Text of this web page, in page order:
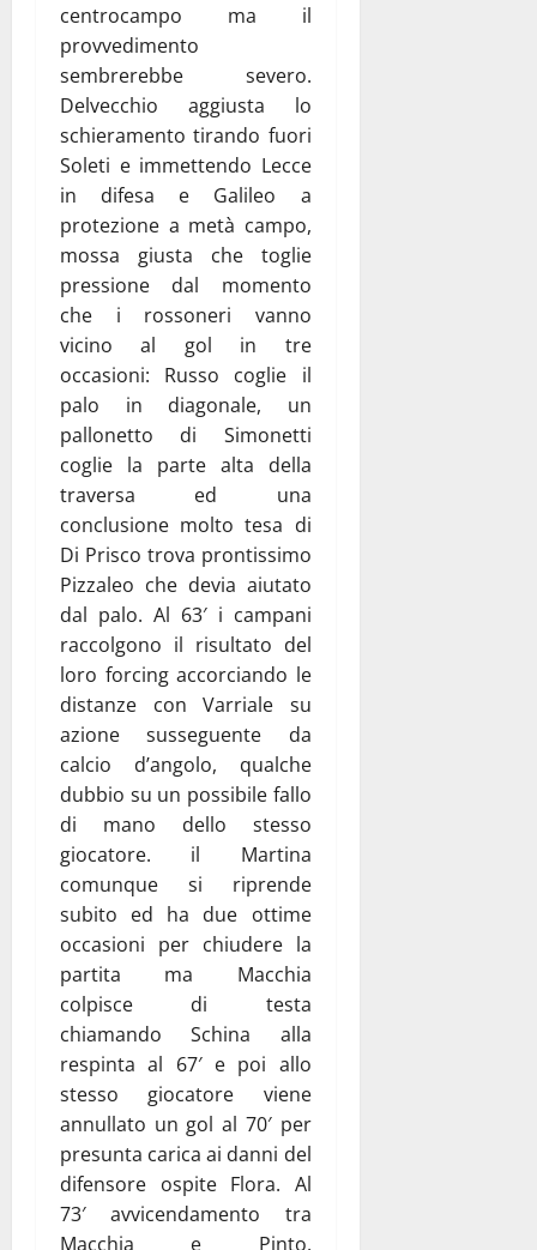
centrocampo ma il
provvedimento
sembrerebbe severo.
Delvecchio aggiusta lo
schieramento tirando fuori
Soleti e immettendo Lecce
in difesa e Galileo a
protezione a metà campo,
mossa giusta che toglie
pressione dal momento
che i rossoneri vanno
vicino al gol in tre
occasioni: Russo coglie il
palo in diagonale, un
pallonetto di Simonetti
coglie la parte alta della
traversa ed una
conclusione molto tesa di
Di Prisco trova prontissimo
Pizzaleo che devia aiutato
dal palo. Al 63′ i campani
raccolgono il risultato del
loro forcing accorciando le
distanze con Varriale su
azione susseguente da
calcio d’angolo, qualche
dubbio su un possibile fallo
di mano dello stesso
giocatore. il Martina
comunque si riprende
subito ed ha due ottime
occasioni per chiudere la
partita ma Macchia
colpisce di testa
chiamando Schina alla
respinta al 67′ e poi allo
stesso giocatore viene
annullato un gol al 70′ per
presunta carica ai danni del
difensore ospite Flora. Al
73′ avvicendamento tra
Macchia e Pinto,